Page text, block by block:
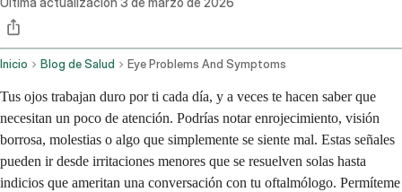
Inicio Blog de Salud Eye Problems And Symptoms
Tus ojos trabajan duro por ti cada día, y a veces te hacen saber que
necesitan un poco de atención. Podrías notar enrojecimiento, visión
borrosa, molestias o algo que simplemente se siente mal. Estas señales
pueden ir desde irritaciones menores que se resuelven solas hasta
indicios que ameritan una conversación con tu oftalmólogo. Permíteme